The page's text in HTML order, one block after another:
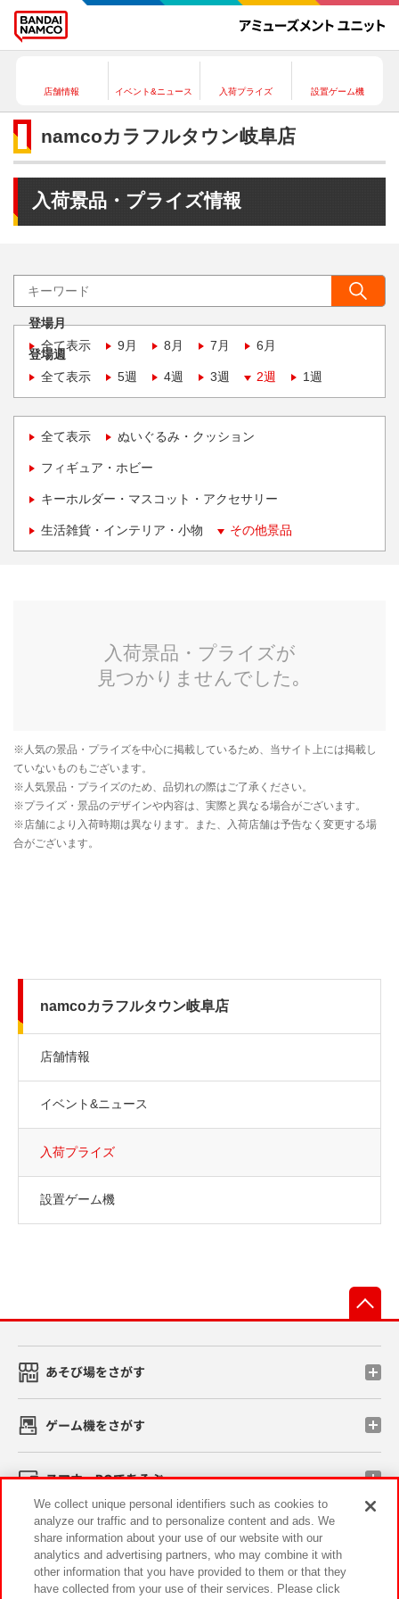
店舗情報 イベント&ニュース 入荷プライズ 設置ゲーム機
namcoカラフルタウン岐阜店
入荷景品・プライズ情報
登場月
全て表示
9月 8月 7月 6月
登場週
全て表示
5週 4週 3週 2週 1週
全て表示 ぬいぐるみ・クッション
フィギュア・ホビー
キーホルダー・マスコット・アクセサリー
生活雑貨・インテリア・小物 その他景品
namcoカラフルタウン岐阜店
店舗情報
イベント&ニュース
入荷プライズ
設置ゲーム機
あそび場をさがす
ゲーム機をさがす
スマホ・PCであそぶ
イベント・キャンペーン
We collect unique personal identifiers such as cookies to
analyze our traffic and to personalize content and ads. We
share information about your use of our website with our
analytics and advertising partners, who may combine it with
other information that you have provided to them or that they
have collected from your use of their services. Please click